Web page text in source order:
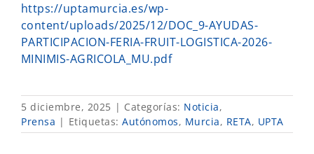
https://uptamurcia.es/wp-
content/uploads/2025/12/DOC_9-AYUDAS-
PARTICIPACION-FERIA-FRUIT-LOGISTICA-2026-
MINIMIS-AGRICOLA_MU.pdf
5 diciembre, 2025 | Categorías: Noticia,
Prensa | Etiquetas: Autónomos, Murcia, RETA, UPTA